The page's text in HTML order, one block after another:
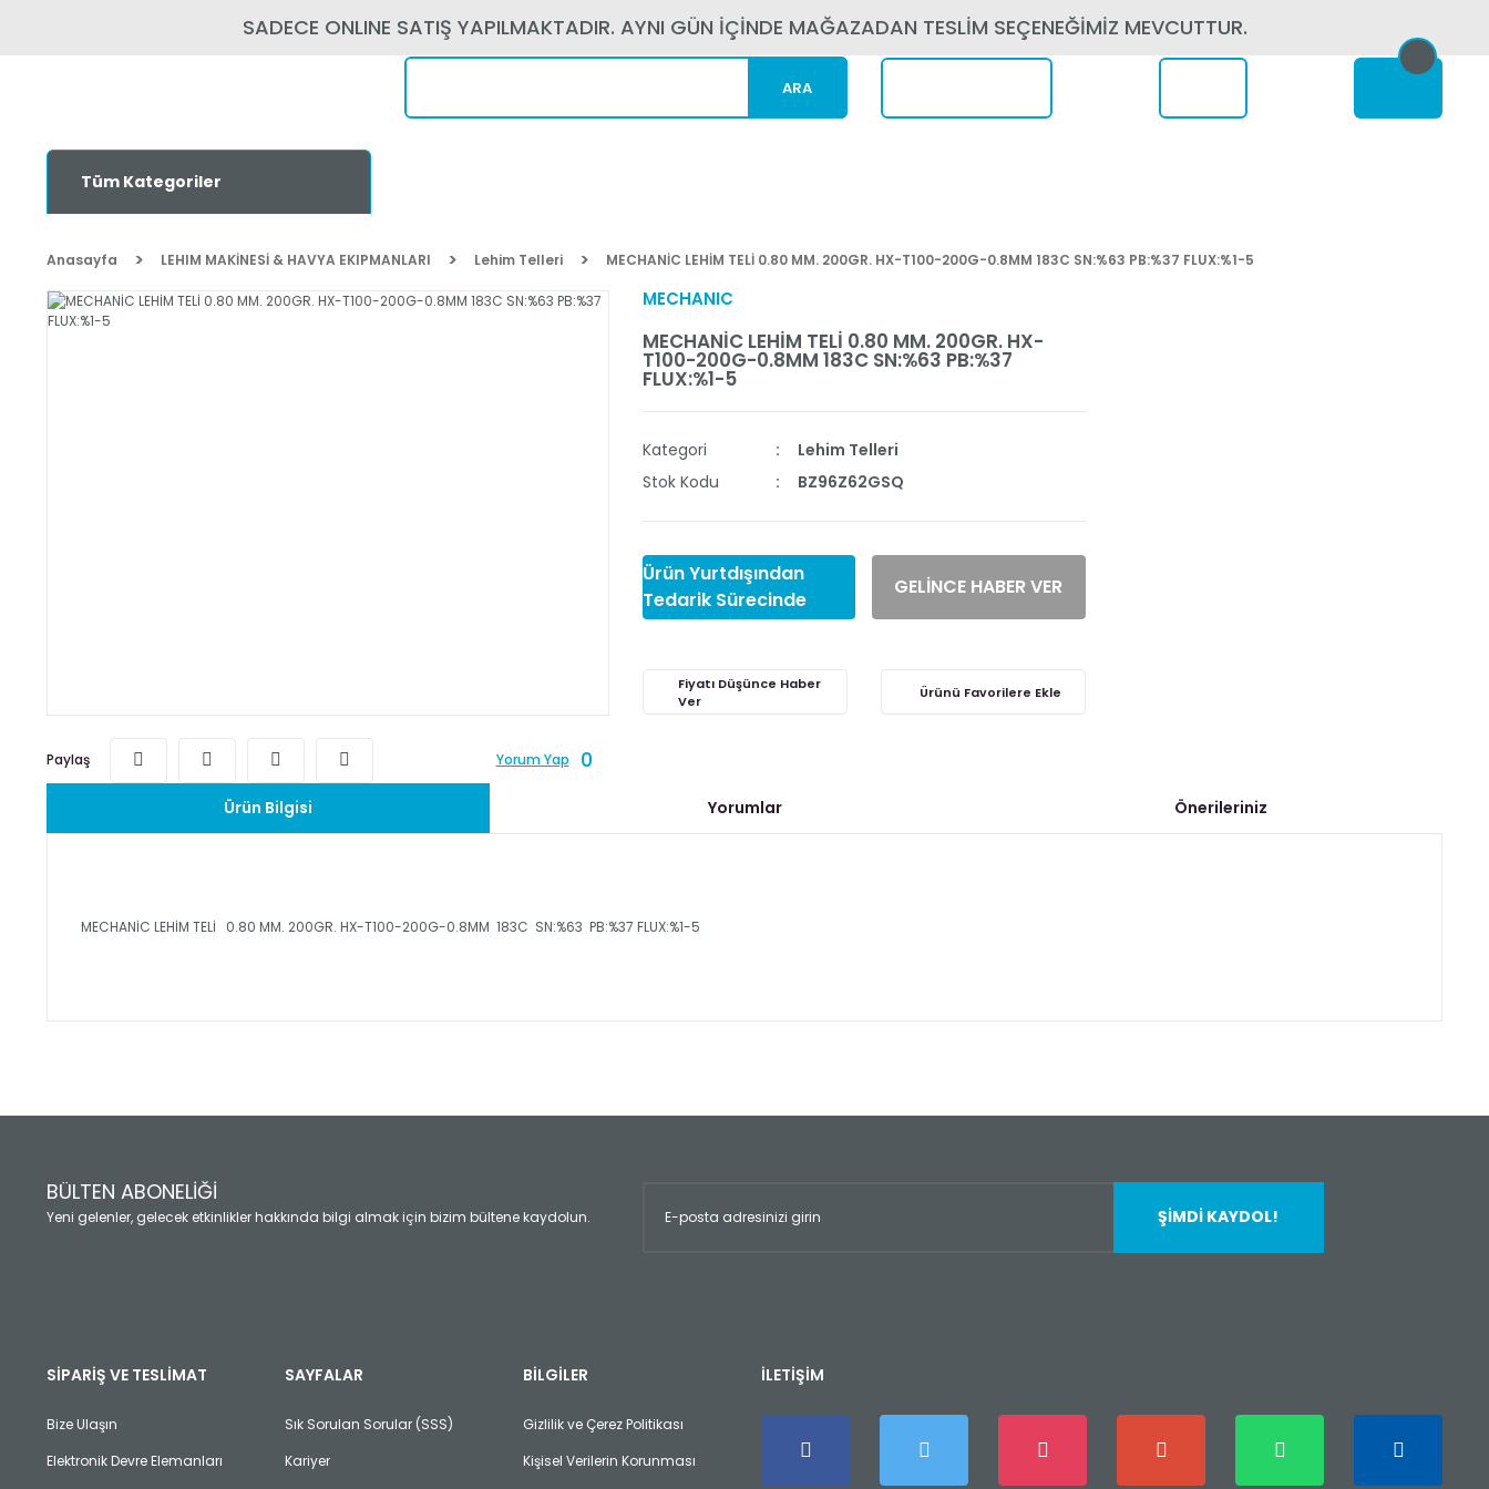
SADECE ONLINE SATIŞ YAPILMAKTADIR. AYNI GÜN İÇİNDE MAĞAZADAN TESLİM SEÇENEĞİMİZ MEVCUTTUR.
ARA
Tüm Kategoriler
Anasayfa LEHIM MAKİNESİ & HAVYA EKIPMANLARI Lehim Telleri MECHANİC LEHİM TELİ 0.80 MM. 200GR. HX-T100-200G-0.8MM 183C SN:%63 PB:%37 FLUX:%1-5
Paylaş Yorum Yap 0
MECHANIC
MECHANİC LEHİM TELİ 0.80 MM. 200GR. HX-
T100-200G-0.8MM 183C SN:%63 PB:%37
FLUX:%1-5
Kategori
Lehim Telleri
Stok Kodu
BZ96Z62GSQ
Ürün Yurtdışından
Tedarik Sürecinde
GELİNCE HABER VER
Fiyatı Düşünce Haber
Ver
Ürün Bilgisi Yorumlar Önerileriniz
MECHANİC LEHİM TELİ 0.80 MM. 200GR. HX-T100-200G-0.8MM 183C SN:%63 PB:%37 FLUX:%1-5
Yorum Yaz
Ürün açıklamasında eksik bilgiler bulunuyor.
Ürün fiyatı diğer sitelerden daha pahalı.
Bu ürüne benzer farklı alternatifler olmalı.
BÜLTEN ABONELİĞİ
Yeni gelenler, gelecek etkinlikler hakkında bilgi almak için bizim bültene kaydolun. ŞİMDİ KAYDOL!
SİPARİŞ VE TESLİMAT
Bize Ulaşın
Elektronik Devre Elemanları
SAYFALAR
Sık Sorulan Sorular (SSS)
Kariyer
BİLGİLER
Gizlilik ve Çerez Politikası
Kişisel Verilerin Korunması
İLETİŞİM